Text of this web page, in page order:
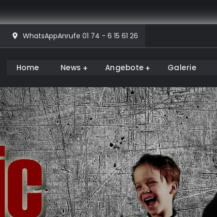
WhatsAppAnrufe 01 74 - 6 15 61 26
Home News Angebote Galerie